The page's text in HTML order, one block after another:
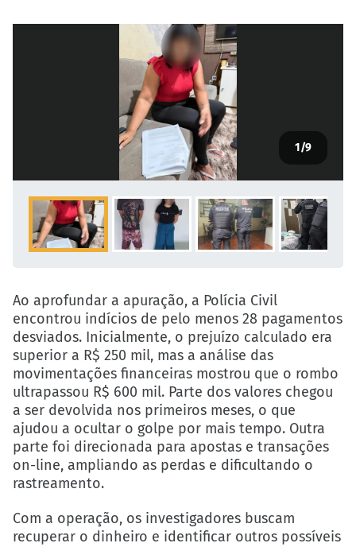
1/9
Ao aprofundar a apuração, a Polícia Civil
encontrou indícios de pelo menos 28 pagamentos
desviados. Inicialmente, o prejuízo calculado era
superior a R$ 250 mil, mas a análise das
movimentações financeiras mostrou que o rombo
ultrapassou R$ 600 mil. Parte dos valores chegou
a ser devolvida nos primeiros meses, o que
ajudou a ocultar o golpe por mais tempo. Outra
parte foi direcionada para apostas e transações
on-line, ampliando as perdas e dificultando o
rastreamento.
Com a operação, os investigadores buscam
recuperar o dinheiro e identificar outros possíveis